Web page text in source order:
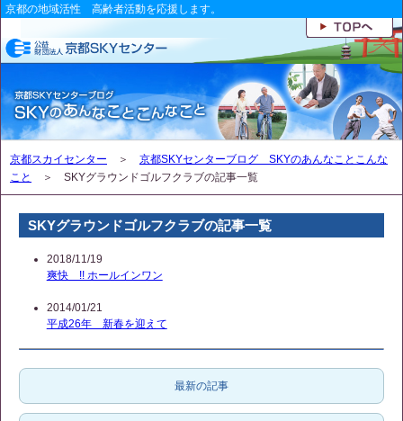
京都の地域活性 高齢者活動を応援します。
京都スカイセンター ＞ 京都SKYセンターブログ SKYのあんなことこんな
こと
＞ SKYグラウンドゴルフクラブの記事一覧
SKYグラウンドゴルフクラブの記事一覧
2018/11/19
爽快 !! ホールインワン
2014/01/21
平成26年 新春を迎えて
最新の記事